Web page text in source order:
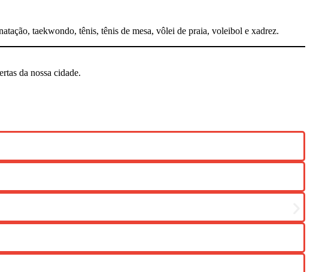
taekwondo, tênis, tênis de mesa, vôlei de praia, voleibol e xadrez.
da nossa cidade.